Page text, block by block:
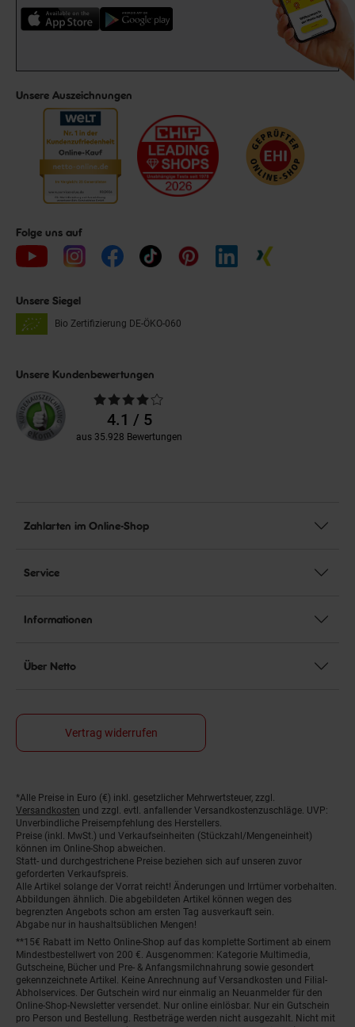
Unsere Auszeichnungen
Folge uns auf
Unsere Siegel
Bio Zertifizierung DE-ÖKO-060
Unsere Kundenbewertungen
Durchschnittliche
Bewertungen4.1 / 5
aus 35.928 Bewertungen
Zahlarten im Online-Shop
Service
Informationen
Über Netto
Vertrag widerrufen
Fußnoten
*Alle Preise in Euro (€) inkl. gesetzlicher Mehrwertsteuer, zzgl.
Versandkosten und zzgl. evtl. anfallender Versandkostenzuschläge. UVP:
Unverbindliche Preisempfehlung des Herstellers.
Preise (inkl. MwSt.) und Verkaufseinheiten (Stückzahl/Mengeneinheit)
können im Online-Shop abweichen.
Statt- und durchgestrichene Preise beziehen sich auf unseren zuvor
geforderten Verkaufspreis.
Alle Artikel solange der Vorrat reicht! Änderungen und Irrtümer vorbehalten.
Abbildungen ähnlich. Die abgebildeten Artikel können wegen des
begrenzten Angebots schon am ersten Tag ausverkauft sein.
Abgabe nur in haushaltsüblichen Mengen!
**15€ Rabatt im Netto Online-Shop auf das komplette Sortiment ab einem
Mindestbestellwert von 200 €. Ausgenommen: Kategorie Multimedia,
Gutscheine, Bücher und Pre- & Anfangsmilchnahrung sowie gesondert
gekennzeichnete Artikel. Keine Anrechnung auf Versandkosten und Filial-
Abholservices. Der Gutschein wird nur einmalig an Neuanmelder für den
Online-Shop-Newsletter versendet. Nur online einlösbar. Nur ein Gutschein
pro Person und Bestellung. Restbeträge werden nicht ausgezahlt. Nicht mit